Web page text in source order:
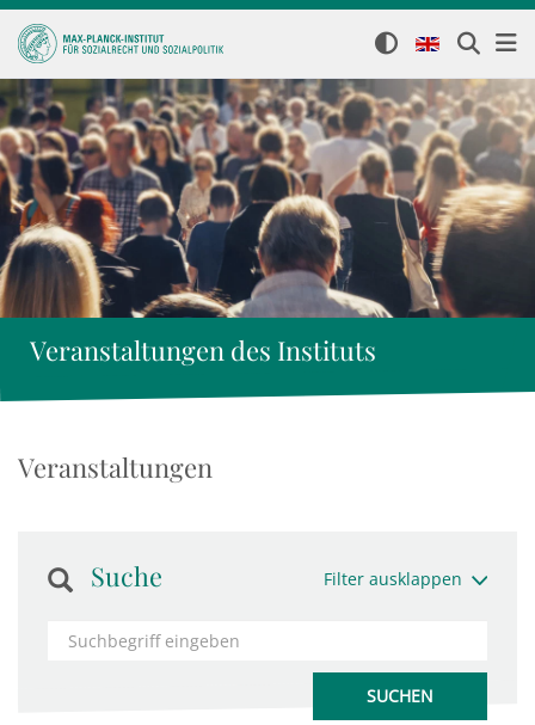
Veranstaltungen des Instituts
Veranstaltungen
Suche Filter ausklappen